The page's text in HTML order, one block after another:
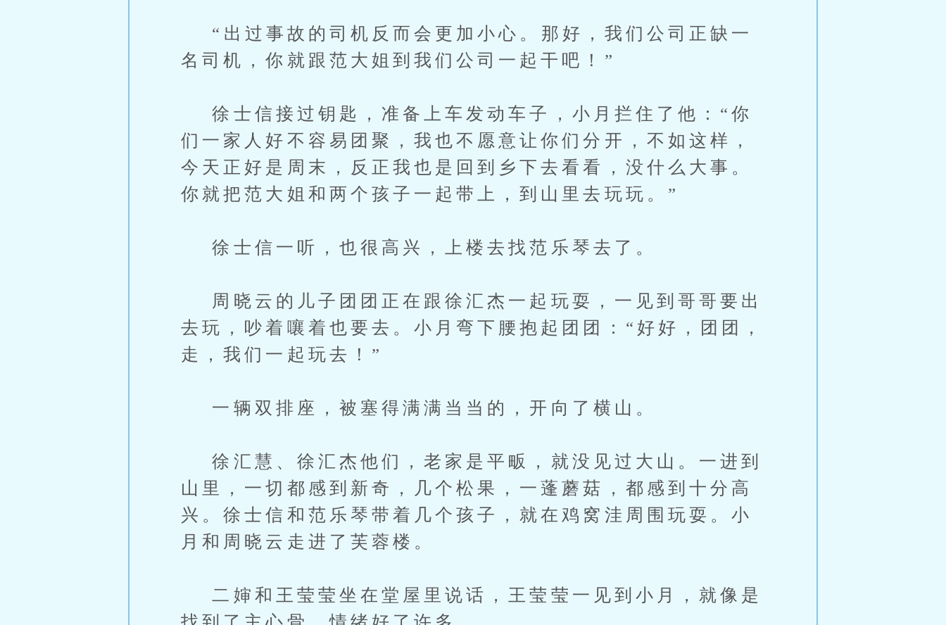
“出过事故的司机反而会更加小心。那好，我们公司正缺一
名司机，你就跟范大姐到我们公司一起干吧！”
徐士信接过钥匙，准备上车发动车子，小月拦住了他：“你
们一家人好不容易团聚，我也不愿意让你们分开，不如这样，
今天正好是周末，反正我也是回到乡下去看看，没什么大事。
你就把范大姐和两个孩子一起带上，到山里去玩玩。”
徐士信一听，也很高兴，上楼去找范乐琴去了。
周晓云的儿子团团正在跟徐汇杰一起玩耍，一见到哥哥要出
去玩，吵着嚷着也要去。小月弯下腰抱起团团：“好好，团团，
走，我们一起玩去！”
一辆双排座，被塞得满满当当的，开向了横山。
徐汇慧、徐汇杰他们，老家是平畈，就没见过大山。一进到
山里，一切都感到新奇，几个松果，一蓬蘑菇，都感到十分高
兴。徐士信和范乐琴带着几个孩子，就在鸡窝洼周围玩耍。小
月和周晓云走进了芙蓉楼。
二婶和王莹莹坐在堂屋里说话，王莹莹一见到小月，就像是